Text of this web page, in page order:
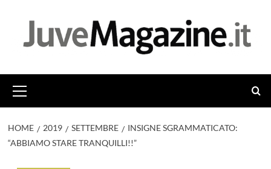
principale
HOME 2019 SETTEMBRE
INSIGNE SGRAMMATICATO:
“ABBIAMO STARE TRANQUILLI!!”